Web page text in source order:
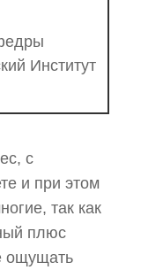
Институт
с
и при этом
так как
плюс
ощущать